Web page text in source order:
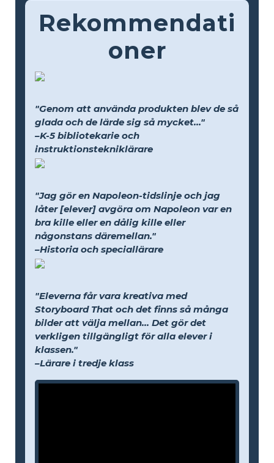
Rekommendati
oner
"Genom att använda produkten blev de så
glada och de lärde sig så mycket..."
–K-5 bibliotekarie och
instruktionstekniklärare
"Jag gör en Napoleon-tidslinje och jag
låter [elever] avgöra om Napoleon var en
bra kille eller en dålig kille eller
någonstans däremellan."
–Historia och speciallärare
"Eleverna får vara kreativa med
Storyboard That och det finns så många
bilder att välja mellan... Det gör det
verkligen tillgängligt för alla elever i
klassen."
–Lärare i tredje klass